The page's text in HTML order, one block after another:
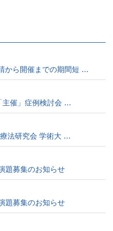
から開催までの期間短 …
催」症例検討会 …
法研究会 学術大 …
題募集のお知らせ
題募集のお知らせ